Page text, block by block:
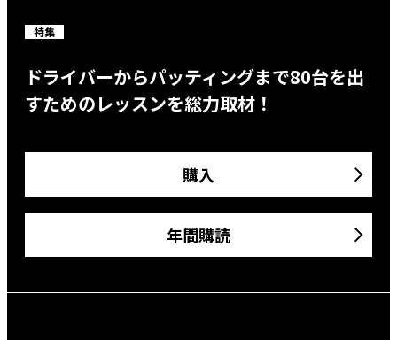
特集
ドライバーからパッティングまで80台を出
すためのレッスンを総力取材！
購入
年間購読